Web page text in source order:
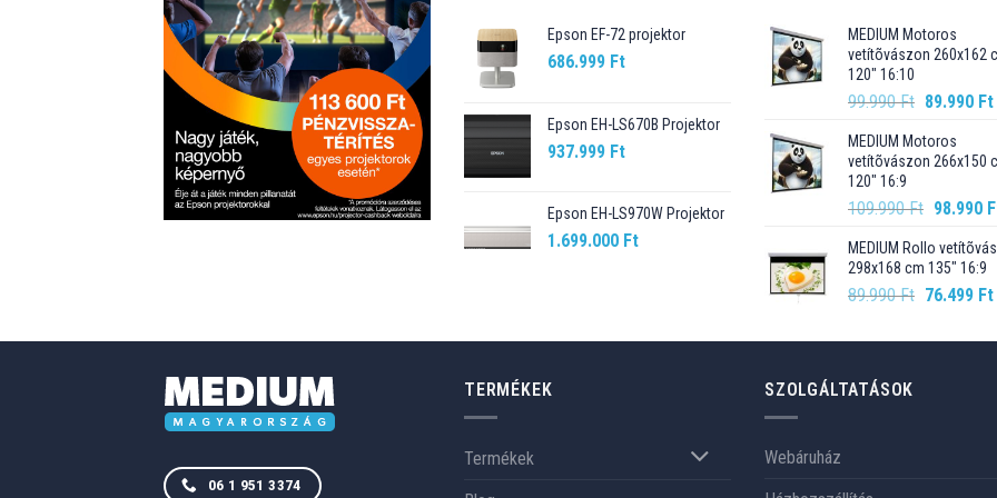
Epson EF-72 projektor
686.999 Ft
Epson EH-LS670B Projektor
937.999 Ft
Epson EH-LS970W Projektor
1.699.000 Ft
MEDIUM Motoros
vetítõvászon 260x162
120" 16:10
99.990Ft Original
was:
99.990 Ft.
89.990 Ft
MEDIUM Motoros
vetítõvászon 266x150
120" 16:9
109.990Ft Original
was:
109.990
98.990
MEDIUM Rollo
298x168 cm 135" 16:9
89.990Ft Original
was:
76.499 Ft
06 1 951 3374
TERMÉKEK
Termékek
SZOLGÁLTATÁSOK
Webáruház